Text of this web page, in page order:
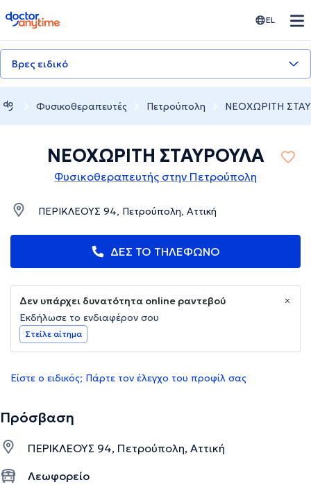
doctoranytime EL
Βρες ειδικό
Φυσικοθεραπευτές Πετρούπολη ΝΕΟΧΩΡΙΤΗ
ΝΕΟΧΩΡΙΤΗ ΣΤΑΥΡΟΥΛΑ
Φυσικοθεραπευτής στην Πετρούπολη
ΠΕΡΙΚΛΕΟΥΣ 94, Πετρούπολη, Αττική
ΔΕΣ ΤΟ ΤΗΛΕΦΩΝΟ
Δεν υπάρχει δυνατότητα online ραντεβού
Εκδήλωσε το ενδιαφέρον σου
Στείλε αίτημα
Είστε ο ειδικός; Πάρτε τον έλεγχο του προφίλ σας
Πρόσβαση
ΠΕΡΙΚΛΕΟΥΣ 94, Πετρούπολη, Αττική
Λεωφορείο